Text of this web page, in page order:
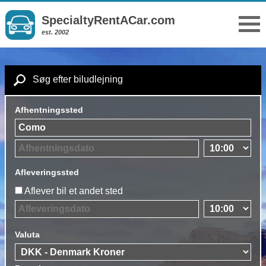
SpecialtyRentACar.com
est. 2002
Søg efter biludlejning
Afhentningssted
Afleveringssted
Aflever bil et andet sted
Valuta